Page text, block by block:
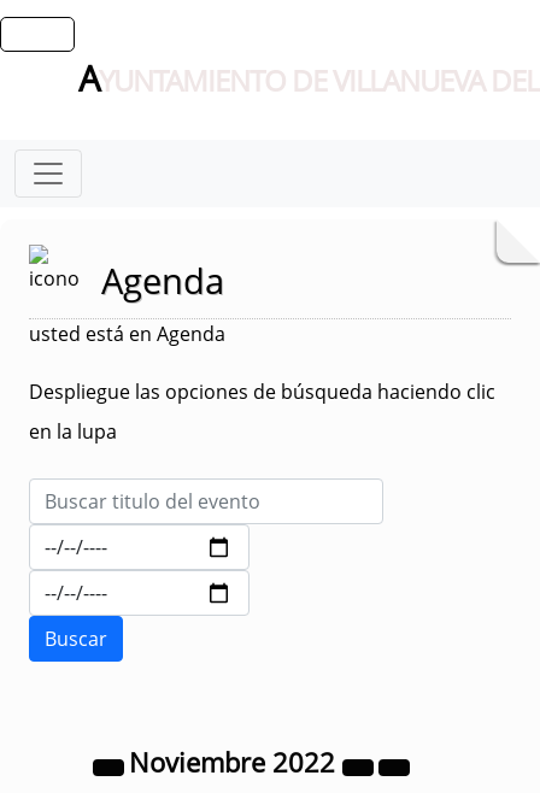
AYUNTAMIENTO DE VILLANUEVA
Agenda
usted está en Agenda
Despliegue las opciones de búsqueda haciendo clic
en la lupa
Noviembre 2022